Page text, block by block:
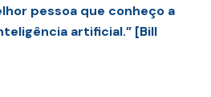
pessoa que conheço a
artificial.” [Bill